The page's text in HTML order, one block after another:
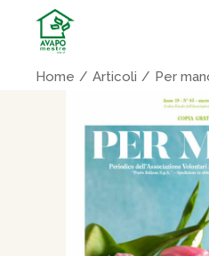
Home Articoli Per